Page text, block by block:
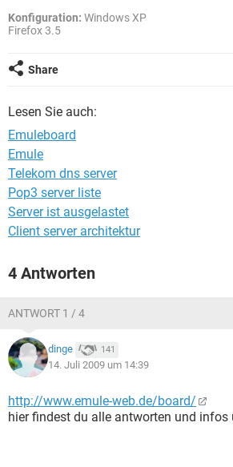
FACEBOOK
Konfiguration: Windows XP
Firefox 3.5
Share
Lesen Sie auch:
Emuleboard
Emule
Telekom dns server
Pop3 server liste
Server ist ausgelastet
Client server architektur
4 Antworten
ANTWORT 1 / 4
dinge 141
14. Juli 2009 um 14:39
http://www.emule-web.de/board/
hier findest du alle antworten und infos